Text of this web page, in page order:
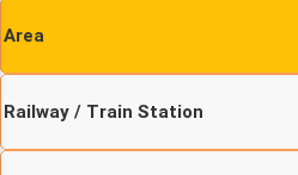
Area
Railway / Train Station